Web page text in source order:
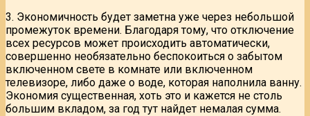
3. Экономичность будет заметна уже через небольшой
промежуток времени. Благодаря тому, что отключение
всех ресурсов может происходить автоматически,
совершенно необязательно беспокоиться о забытом
включенном свете в комнате или включенном
телевизоре, либо даже о воде, которая наполнила ванну.
Экономия существенная, хоть это и кажется не столь
большим вкладом, за год тут найдет немалая сумма.